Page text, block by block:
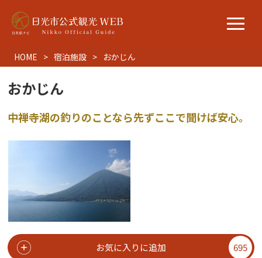
HOME 宿泊施設 おかじん
おかじん
中禅寺湖の釣りのことなら先ずここで聞けば安心。
お気に入りに追加 695